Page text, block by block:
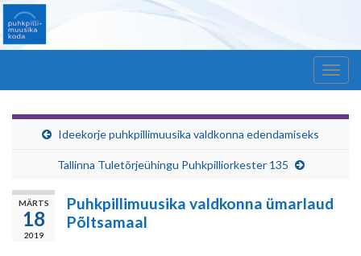
Ideekorje puhkpillimuusika valdkonna edendamiseks
Tallinna Tuletõrjeühingu Puhkpilliorkester 135
MÄRTS
18
2019
Puhkpillimuusika valdkonna ümarlaud
Põltsamaal